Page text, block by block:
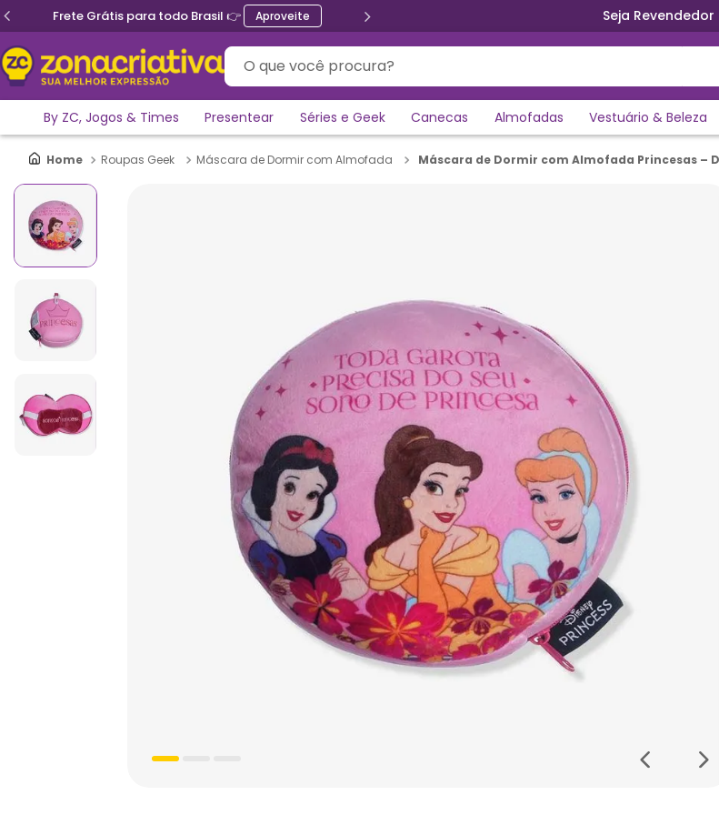
Frete Grátis para todo Brasil 👉 Aproveite Seja Revendedor
O que você procura?
By ZC, Jogos & Times Presentear Séries e Geek Canecas Almofadas Vestuário & Beleza
Roupas Geek Máscara de Dormir com Almofada Máscara de Dormir com Almofada Princesas –